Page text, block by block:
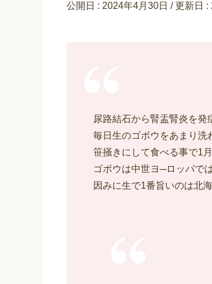
公開日 : 2024年4月30日 / 更新日 :
尿路結石から腎盂腎炎を発
毎日生のゴボウをあまり洗
笹掻きにして食べる事で1
ゴボウは中世ヨ─ロッパで
因みに生で1番旨いのは北